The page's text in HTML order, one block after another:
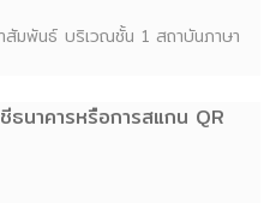
สัมพันธ์ บริเวณชั้น 1 สถาบันภาษา
ธนาคารหรือการสแกน QR